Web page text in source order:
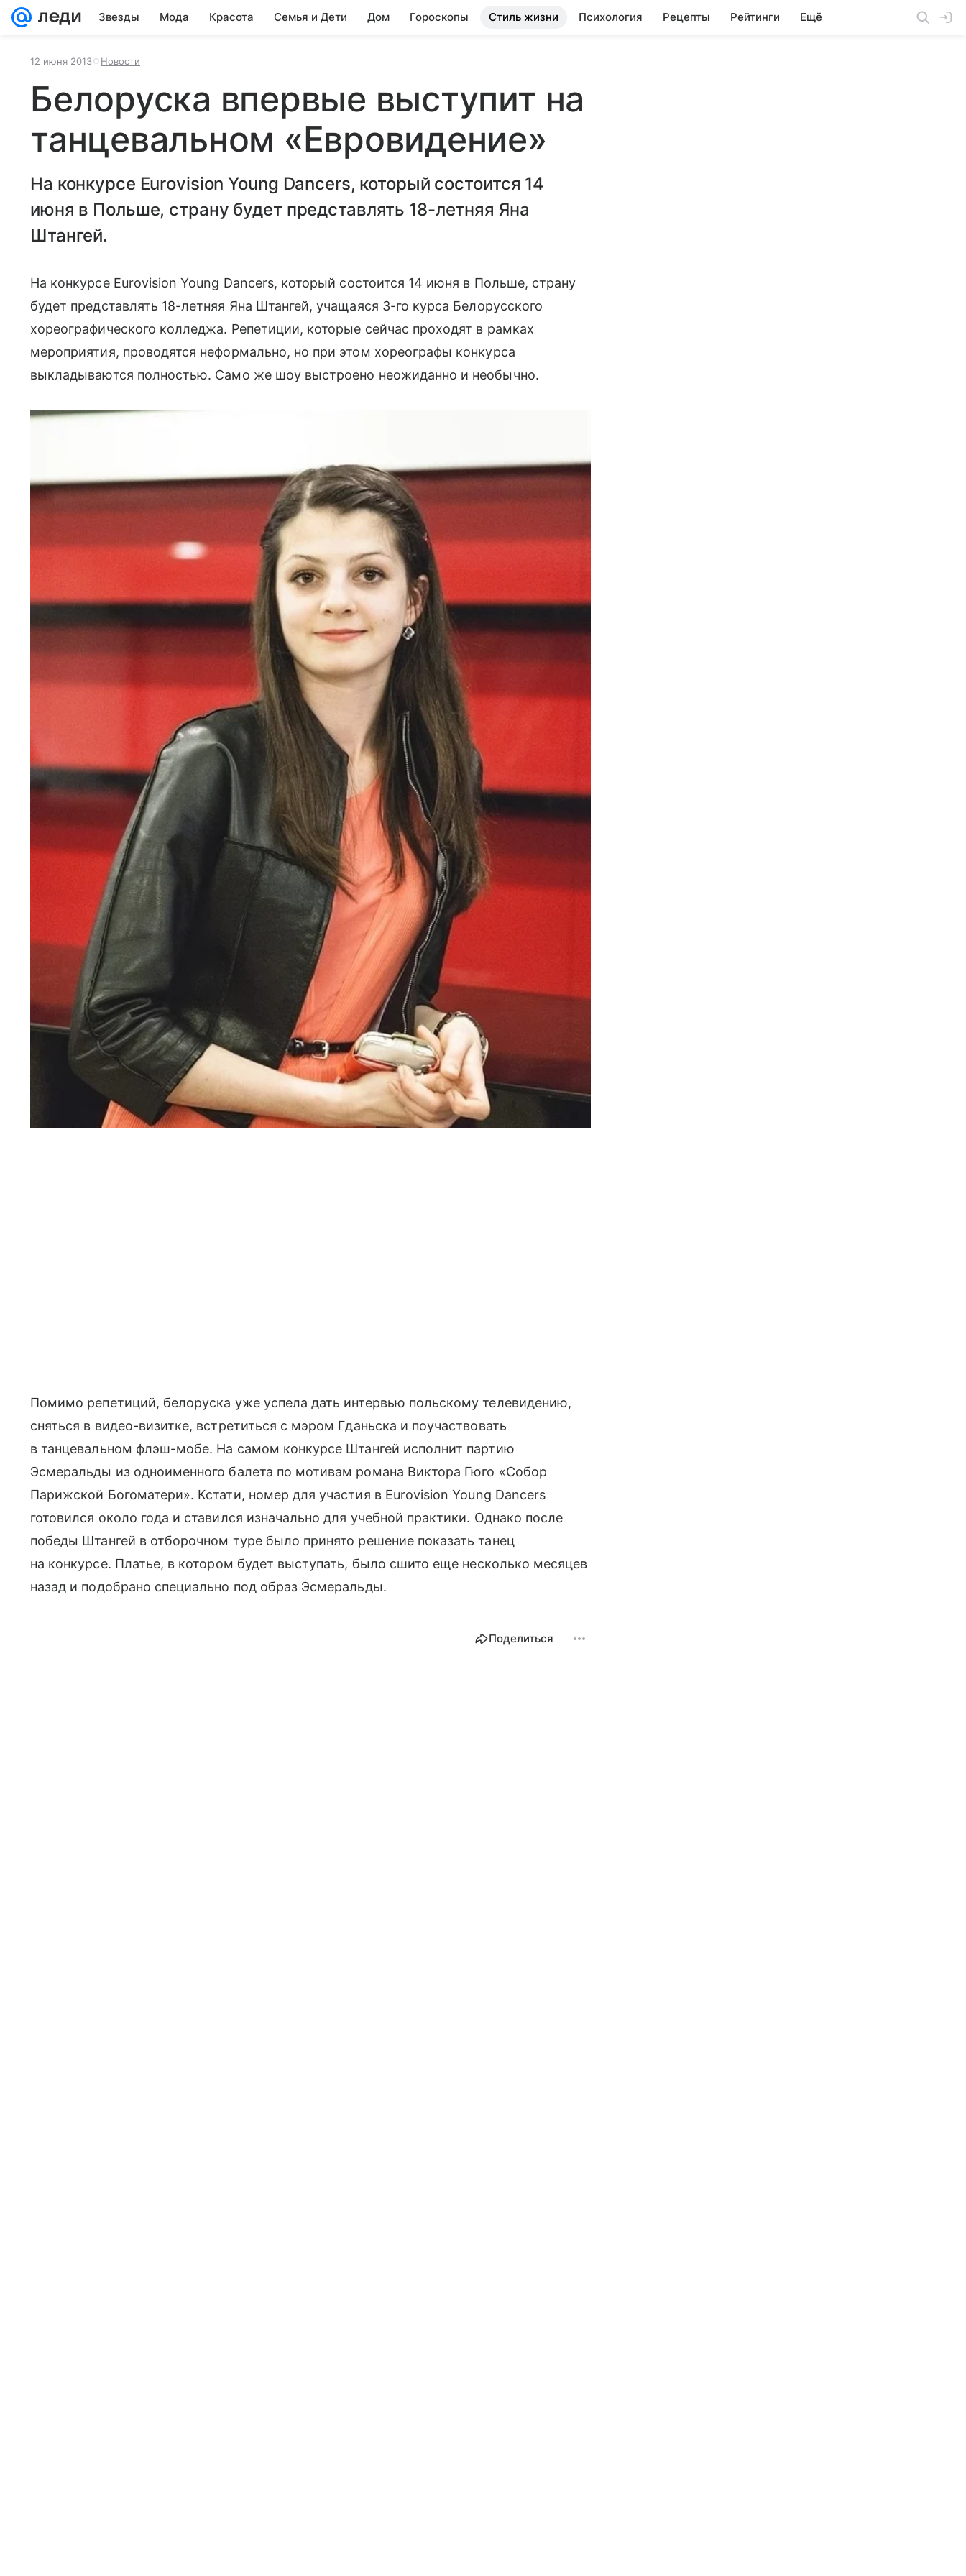
Звезды Мода Красота Семья и Дети Дом Гороскопы Стиль жизни Психология Рецепты Рейтинги Ещё
12 июня 2013 Новости
Белоруска впервые выступит на
танцевальном «Евровидение»
На конкурсе Eurovision Young Dancers, который состоится 14
июня в Польше, страну будет представлять 18-летняя Яна
Штангей.
На конкурсе Eurovision Young Dancers, который состоится 14 июня в Польше, страну
будет представлять 18-летняя Яна Штангей, учащаяся 3-го курса Белорусского
хореографического колледжа. Репетиции, которые сейчас проходят в рамках
мероприятия, проводятся неформально, но при этом хореографы конкурса
выкладываются полностью. Само же шоу выстроено неожиданно и необычно.
Помимо репетиций, белоруска уже успела дать интервью польскому телевидению,
сняться в видео-визитке, встретиться с мэром Гданьска и поучаствовать
в танцевальном флэш-мобе. На самом конкурсе Штангей исполнит партию
Эсмеральды из одноименного балета по мотивам романа Виктора Гюго «Собор
Парижской Богоматери». Кстати, номер для участия в Eurovision Young Dancers
готовился около года и ставился изначально для учебной практики. Однако после
победы Штангей в отборочном туре было принято решение показать танец
на конкурсе. Платье, в котором будет выступать, было сшито еще несколько месяцев
назад и подобрано специально под образ Эсмеральды.
Поделиться